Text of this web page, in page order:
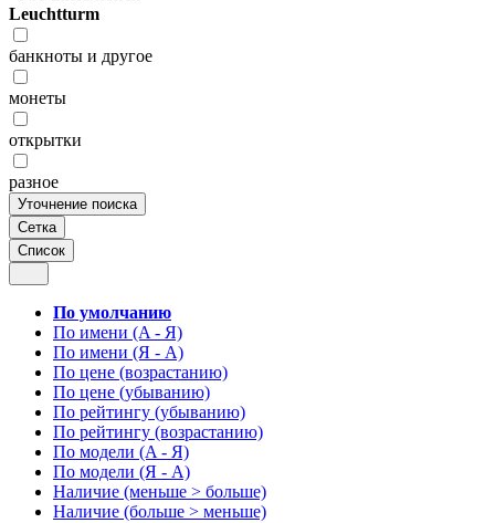
Leuchtturm
банкноты и другое
монеты
открытки
разное
Уточнение поиска
Сетка
Список
По умолчанию
По имени (A - Я)
По имени (Я - A)
По цене (возрастанию)
По цене (убыванию)
По рейтингу (убыванию)
По рейтингу (возрастанию)
По модели (A - Я)
По модели (Я - A)
Наличие (меньше > больше)
Наличие (больше > меньше)